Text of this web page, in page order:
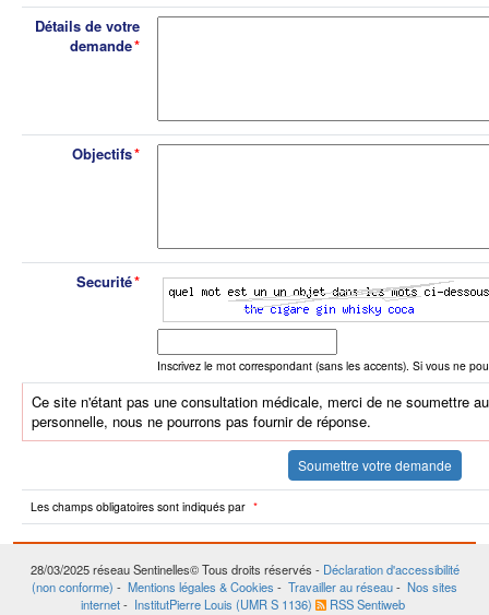
Détails de votre
demande
Objectifs
Securité
Inscrivez le mot correspondant (sans les accents). Si vous ne
Ce site n'étant pas une consultation médicale, merci de ne soumettre
personnelle, nous ne pourrons pas fournir de réponse.
Soumettre votre demande
Les champs obligatoires sont indiqués par
28/03/2025réseau Sentinelles© Tous droits réservés - Déclaration d'accessibilité
(non conforme) - Mentions légales & Cookies - Travailler au réseau- Nos sites
internet- InstitutPierre Louis (UMR S 1136) RSS Sentiweb